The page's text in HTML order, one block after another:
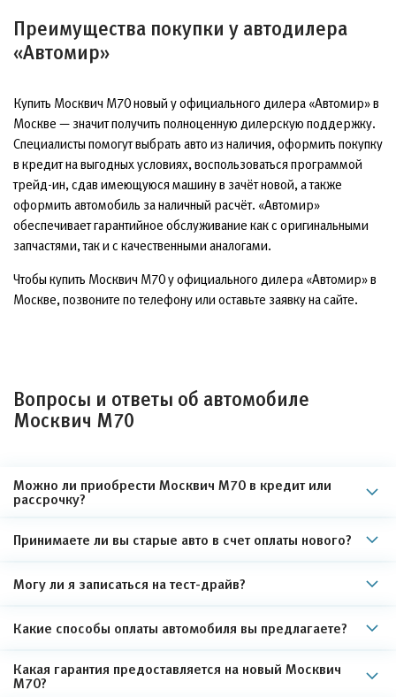
Преимущества покупки у автодилера
«Автомир»
Купить Москвич М70 новый у официального дилера «Автомир» в
Москве — значит получить полноценную дилерскую поддержку.
Специалисты помогут выбрать авто из наличия, оформить покупку
в кредит на выгодных условиях, воспользоваться программой
трейд-ин, сдав имеющуюся машину в зачёт новой, а также
оформить автомобиль за наличный расчёт. «Автомир»
обеспечивает гарантийное обслуживание как с оригинальными
запчастями, так и с качественными аналогами.
Чтобы купить Москвич М70 у официального дилера «Автомир» в
Москве, позвоните по телефону или оставьте заявку на сайте.
Вопросы и ответы об автомобиле
Москвич М70
Можно ли приобрести Москвич М70 в кредит или
рассрочку?
Принимаете ли вы старые авто в счет оплаты нового?
Могу ли я записаться на тест-драйв?
Какие способы оплаты автомобиля вы предлагаете?
Какая гарантия предоставляется на новый Москвич
М70?